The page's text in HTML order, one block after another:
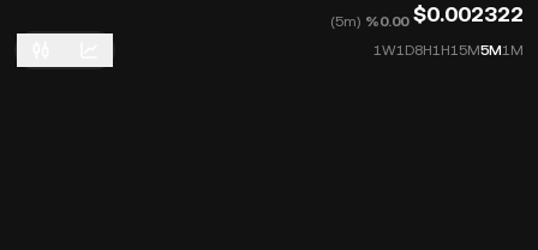
$0.002322
‮‭0.00‬%‬
(
5m
)
1M
5M
15M
1H
8H
1D
1W